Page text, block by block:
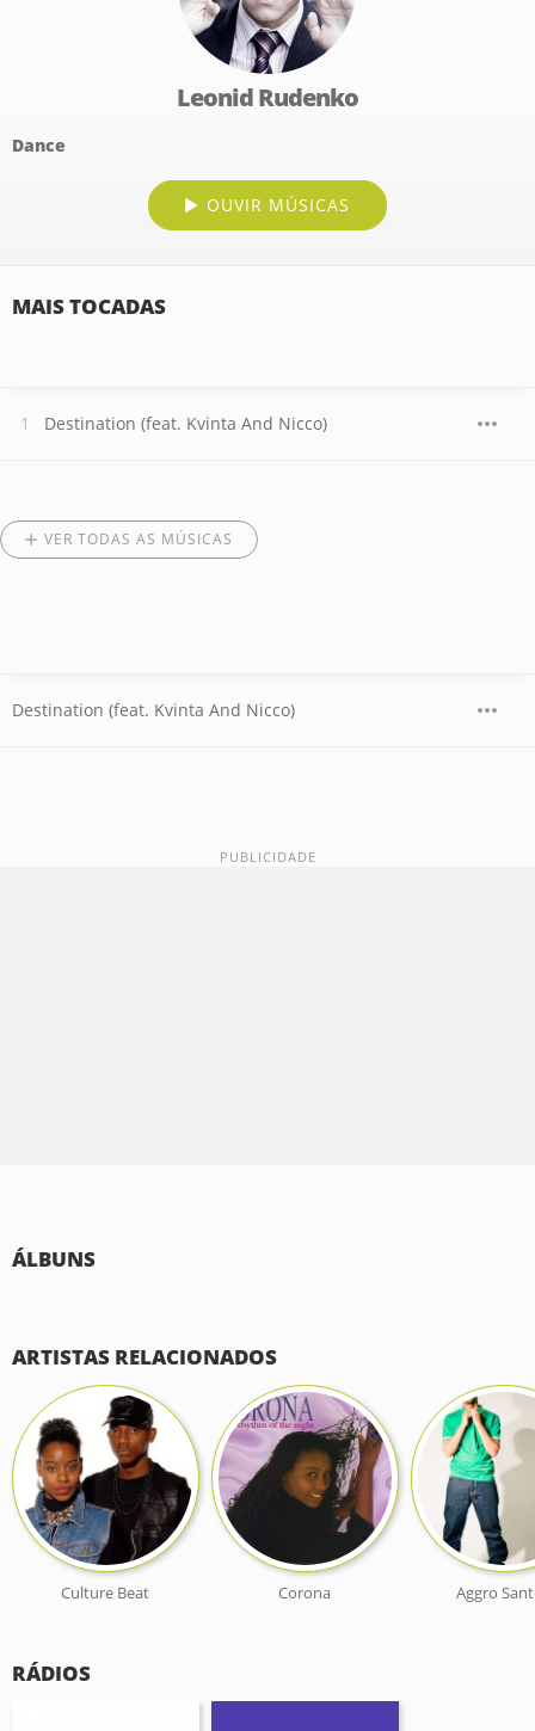
Leonid Rudenko
Dance
OUVIR MÚSICAS
MAIS TOCADAS
Destination (feat. Kvinta And Nicco)
VER TODAS AS MÚSICAS
Destination (feat. Kvinta And Nicco)
ÁLBUNS
ARTISTAS RELACIONADOS
Culture Beat Corona Aggro
RÁDIOS